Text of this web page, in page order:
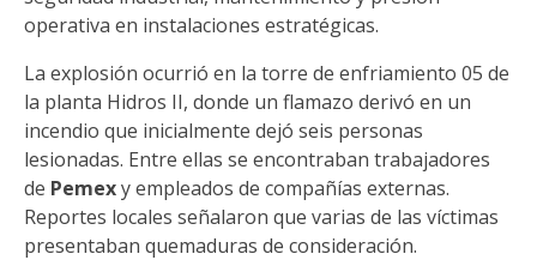
operativa en instalaciones estratégicas.
La explosión ocurrió en la torre de enfriamiento 05 de
la planta Hidros II, donde un flamazo derivó en un
incendio que inicialmente dejó seis personas
lesionadas. Entre ellas se encontraban trabajadores
de Pemexy empleados de compañías externas.
Reportes locales señalaron que varias de las víctimas
presentaban quemaduras de consideración.